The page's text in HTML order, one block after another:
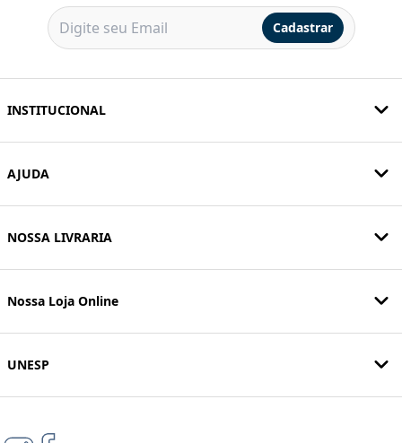
Cadastrar
INSTITUCIONAL
AJUDA
NOSSA LIVRARIA
Nossa Loja Online
UNESP